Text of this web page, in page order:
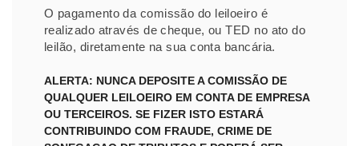
O pagamento da comissão do leiloeiro é
realizado através de cheque, ou TED no ato do
leilão, diretamente na sua conta bancária.
ALERTA: NUNCA DEPOSITE A COMISSÃO DE
QUALQUER LEILOEIRO EM CONTA DE EMPRESA
OU TERCEIROS. SE FIZER ISTO ESTARÁ
CONTRIBUINDO COM FRAUDE, CRIME DE